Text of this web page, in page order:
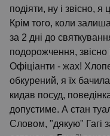
подіяти, ну і звісно,
Крім того, коли
за 2 дні до
подорожчення, звісно
Офіціанти - жах!
обкурений, я їх
кидав посуд,
допустиме. А стан
Словом, "дякую" Гагі